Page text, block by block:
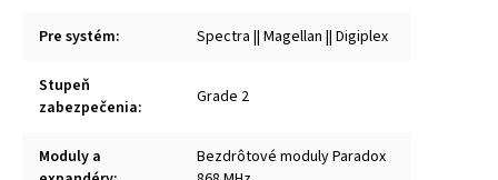
Pre systém: Spectra || Magellan || Digiplex
Stupeň
zabezpečenia: Grade 2
Moduly a
Bezdrôtové moduly Paradox